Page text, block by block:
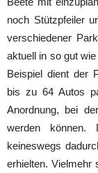
noch Stützpfeiler
verschiedener
aktuell in so gut
Beispiel dient der
bis zu 64 Autos
Anordnung, bei
werden können.
keineswegs
erhielten. Vielmehr